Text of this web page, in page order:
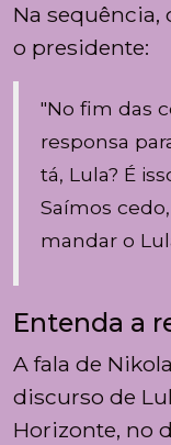
Na
o presidente:
"No fim das
responsa
tá, Lula? É
Saímos
mandar o
Entenda a
A fala de
discurso de
Horizonte, no